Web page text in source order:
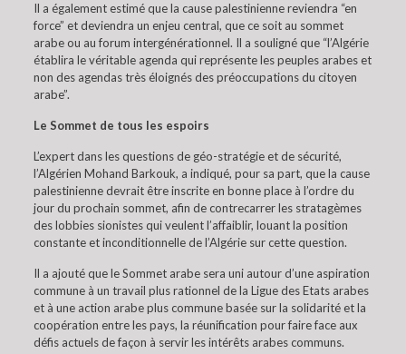
Il a également estimé que la cause palestinienne reviendra “en
force” et deviendra un enjeu central, que ce soit au sommet
arabe ou au forum intergénérationnel. Il a souligné que “l’Algérie
établira le véritable agenda qui représente les peuples arabes et
non des agendas très éloignés des préoccupations du citoyen
arabe”.
Le Sommet de tous les espoirs
L’expert dans les questions de géo-stratégie et de sécurité,
l’Algérien Mohand Barkouk, a indiqué, pour sa part, que la cause
palestinienne devrait être inscrite en bonne place à l’ordre du
jour du prochain sommet, afin de contrecarrer les stratagèmes
des lobbies sionistes qui veulent l’affaiblir, louant la position
constante et inconditionnelle de l’Algérie sur cette question.
Il a ajouté que le Sommet arabe sera uni autour d’une aspiration
commune à un travail plus rationnel de la Ligue des Etats arabes
et à une action arabe plus commune basée sur la solidarité et la
coopération entre les pays, la réunification pour faire face aux
défis actuels de façon à servir les intérêts arabes communs.